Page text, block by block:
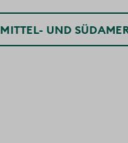
MITTEL- UND